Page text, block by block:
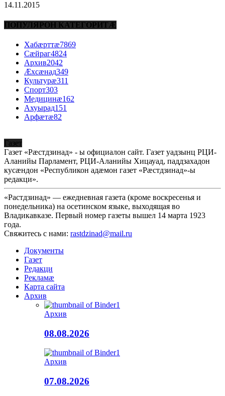
14.11.2015
ПОПУЛЯРОН КАТЕГОРИТÆ
Хабæрттæ7869
Сæйраг4824
Архив2042
Æхсæнад349
Культурæ311
Спорт303
Медицинæ162
Ахуырад151
Арфæтæ82
Газет
Газет «Рæстдзинад» - ы официалон сайт. Газет уадзынц РЦИ-
Аланийы Парламент, РЦИ-Аланийы Хицауад, паддзахадон
кусæндон «Республикон адæмон газет «Рæстдзинад»-ы
редакци».
«Растдзинад» — ежедневная газета (кроме воскресенья и
понедельника) на осетинском языке, выходящая во
Владикавказе. Первый номер газеты вышел 14 марта 1923
года.
Свяжитесь с нами: rastdzinad@mail.ru
Документы
Газет
Редакци
Рекламæ
Карта сайта
Архив
Архив
08.08.2026
Архив
07.08.2026